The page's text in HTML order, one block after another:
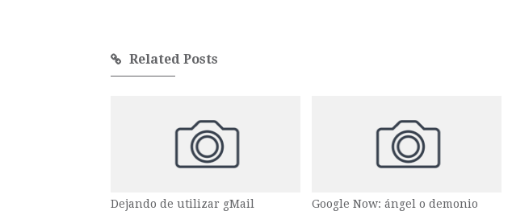
Related Posts
Dejando de utilizar gMail Google Now: ángel o demonio